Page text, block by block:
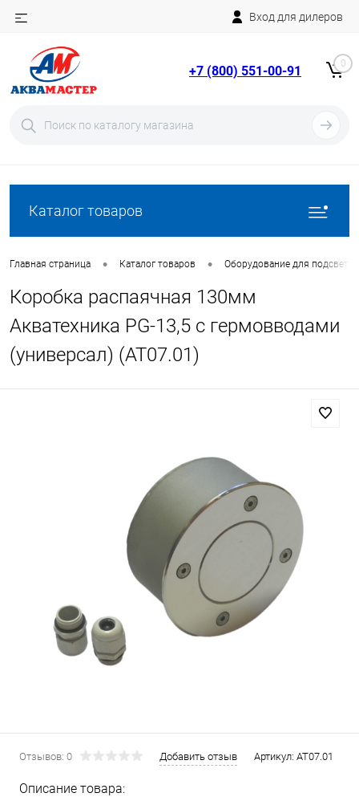
Вход для дилеров
+7 (800) 551-00-91 0
Каталог товаров
Главная страница • Каталог товаров • Оборудование для
Коробка распаячная 130мм
Акватехника PG-13,5 с гермовводами
(универсал) (AT07.01)
Отзывов: 0 Добавить отзыв Артикул: AT07.01
Описание товара: